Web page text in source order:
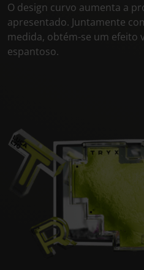
O design curvo aumenta a
apresentado. Juntamente
medida, obtém-se um efeito
espantoso.